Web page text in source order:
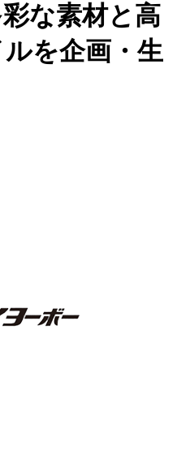
な素材と高
を企画・生